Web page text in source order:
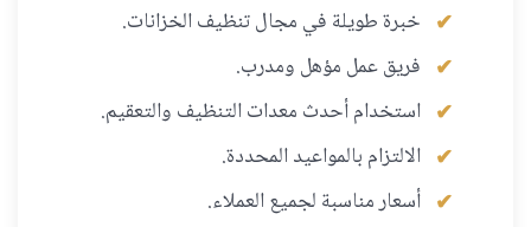
خبرة طويلة في مجال تنظيف الخزانات.
فريق عمل مؤهل ومدرب.
استخدام أحدث معدات التنظيف والتعقيم.
الالتزام بالمواعيد المحددة.
أسعار مناسبة لجميع العملاء.